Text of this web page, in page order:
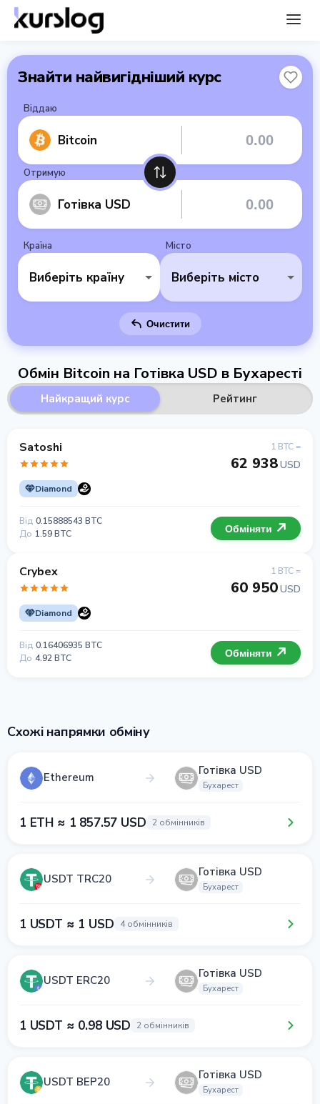
Знайти найвигідніший курс
Віддаю
Bitcoin
Отримую
Готівка USD
Країна
Виберіть країну
Місто
Виберіть місто
Очистити
Обмін Bitcoin на Готівка USD в Бухаресті
Найкращий курс Рейтинг
Satoshi
Diamond
1 BTC =
62 938USD
Від 0.15888543 BTC
До 1.59 BTC Обміняти
Crybex
Diamond
1 BTC =
60 950USD
Від 0.16406935 BTC
До 4.92 BTC Обміняти
Схожі напрямки обміну
Ethereum Готівка USD
Бухарест
1 ETH ≈ 1 857.57 USD 2 обмінників
USDT TRC20 Готівка USD
Бухарест
1 USDT ≈ 1 USD 4 обмінників
USDT ERC20 Готівка USD
Бухарест
1 USDT ≈ 0.98 USD 2 обмінників
USDT BEP20 Готівка USD
Бухарест